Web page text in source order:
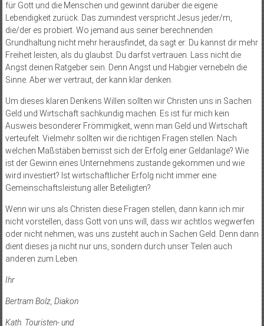
für Gott und die Menschen und gewinnt darüber die eigene
Lebendigkeit zurück. Das zumindest verspricht Jesus jeder/m,
die/der es probiert. Wo jemand aus seiner berechnenden
Grundhaltung nicht mehr herausfindet, da sagt er: Du kannst dir mehr
Freiheit leisten, als du glaubst. Du darfst vertrauen. Lass nicht die
Angst deinen Ratgeber sein. Denn Angst und Habgier vernebeln die
Sinne. Aber wer vertraut, der kann klar denken.
Um dieses klaren Denkens Willen sollten wir Christen uns in Sachen
Geld und Wirtschaft sachkundig machen. Es ist für mich kein
Ausweis besonderer Frömmigkeit, wenn man Geld und Wirtschaft
verteufelt. Vielmehr sollten wir die richtigen Fragen stellen: Nach
welchen Maßstäben bemisst sich der Erfolg einer Geldanlage? Wie
ist der Gewinn eines Unternehmens zustande gekommen und wie
wird investiert? Ist wirtschaftlicher Erfolg nicht immer eine
Gemeinschaftsleistung aller Beteiligten?
Wenn wir uns als Christen diese Fragen stellen, dann kann ich mir
nicht vorstellen, dass Gott von uns will, dass wir achtlos wegwerfen
oder nicht nehmen, was uns zusteht auch in Sachen Geld. Denn dann
dient dieses ja nicht nur uns, sondern durch unser Teilen auch
anderen zum Leben.
Ihr
Bertram Bolz, Diakon
Kath. Touristen- und